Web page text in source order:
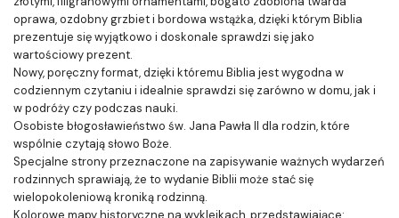
oprawa, ozdobny grzbiet i bordowa wstążka, dzięki którym Biblia
prezentuje się wyjątkowo i doskonale sprawdzi się jako
wartościowy prezent.
Nowy, poręczny format, dzięki któremu Biblia jest wygodna w
codziennym czytaniu i idealnie sprawdzi się zarówno w domu, jak i
w podróży czy podczas nauki.
Osobiste błogosławieństwo św. Jana Pawła II dla rodzin, które
wspólnie czytają słowo Boże.
Specjalne strony przeznaczone na zapisywanie ważnych wydarzeń
rodzinnych sprawiają, że to wydanie Biblii może stać się
wielopokoleniową kroniką rodzinną.
Kolorowe mapy historyczne na wyklejkach, przedstawiające: